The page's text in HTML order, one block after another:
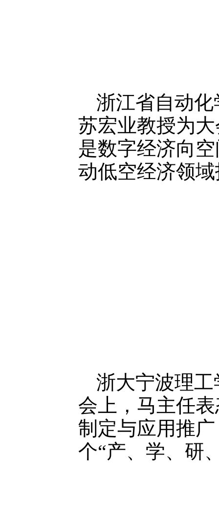
浙江省自动
苏宏业教授为
是数字经济向
动低空经济领
浙大宁波理
会上，马主任
制定与应用推
个“产、学、研